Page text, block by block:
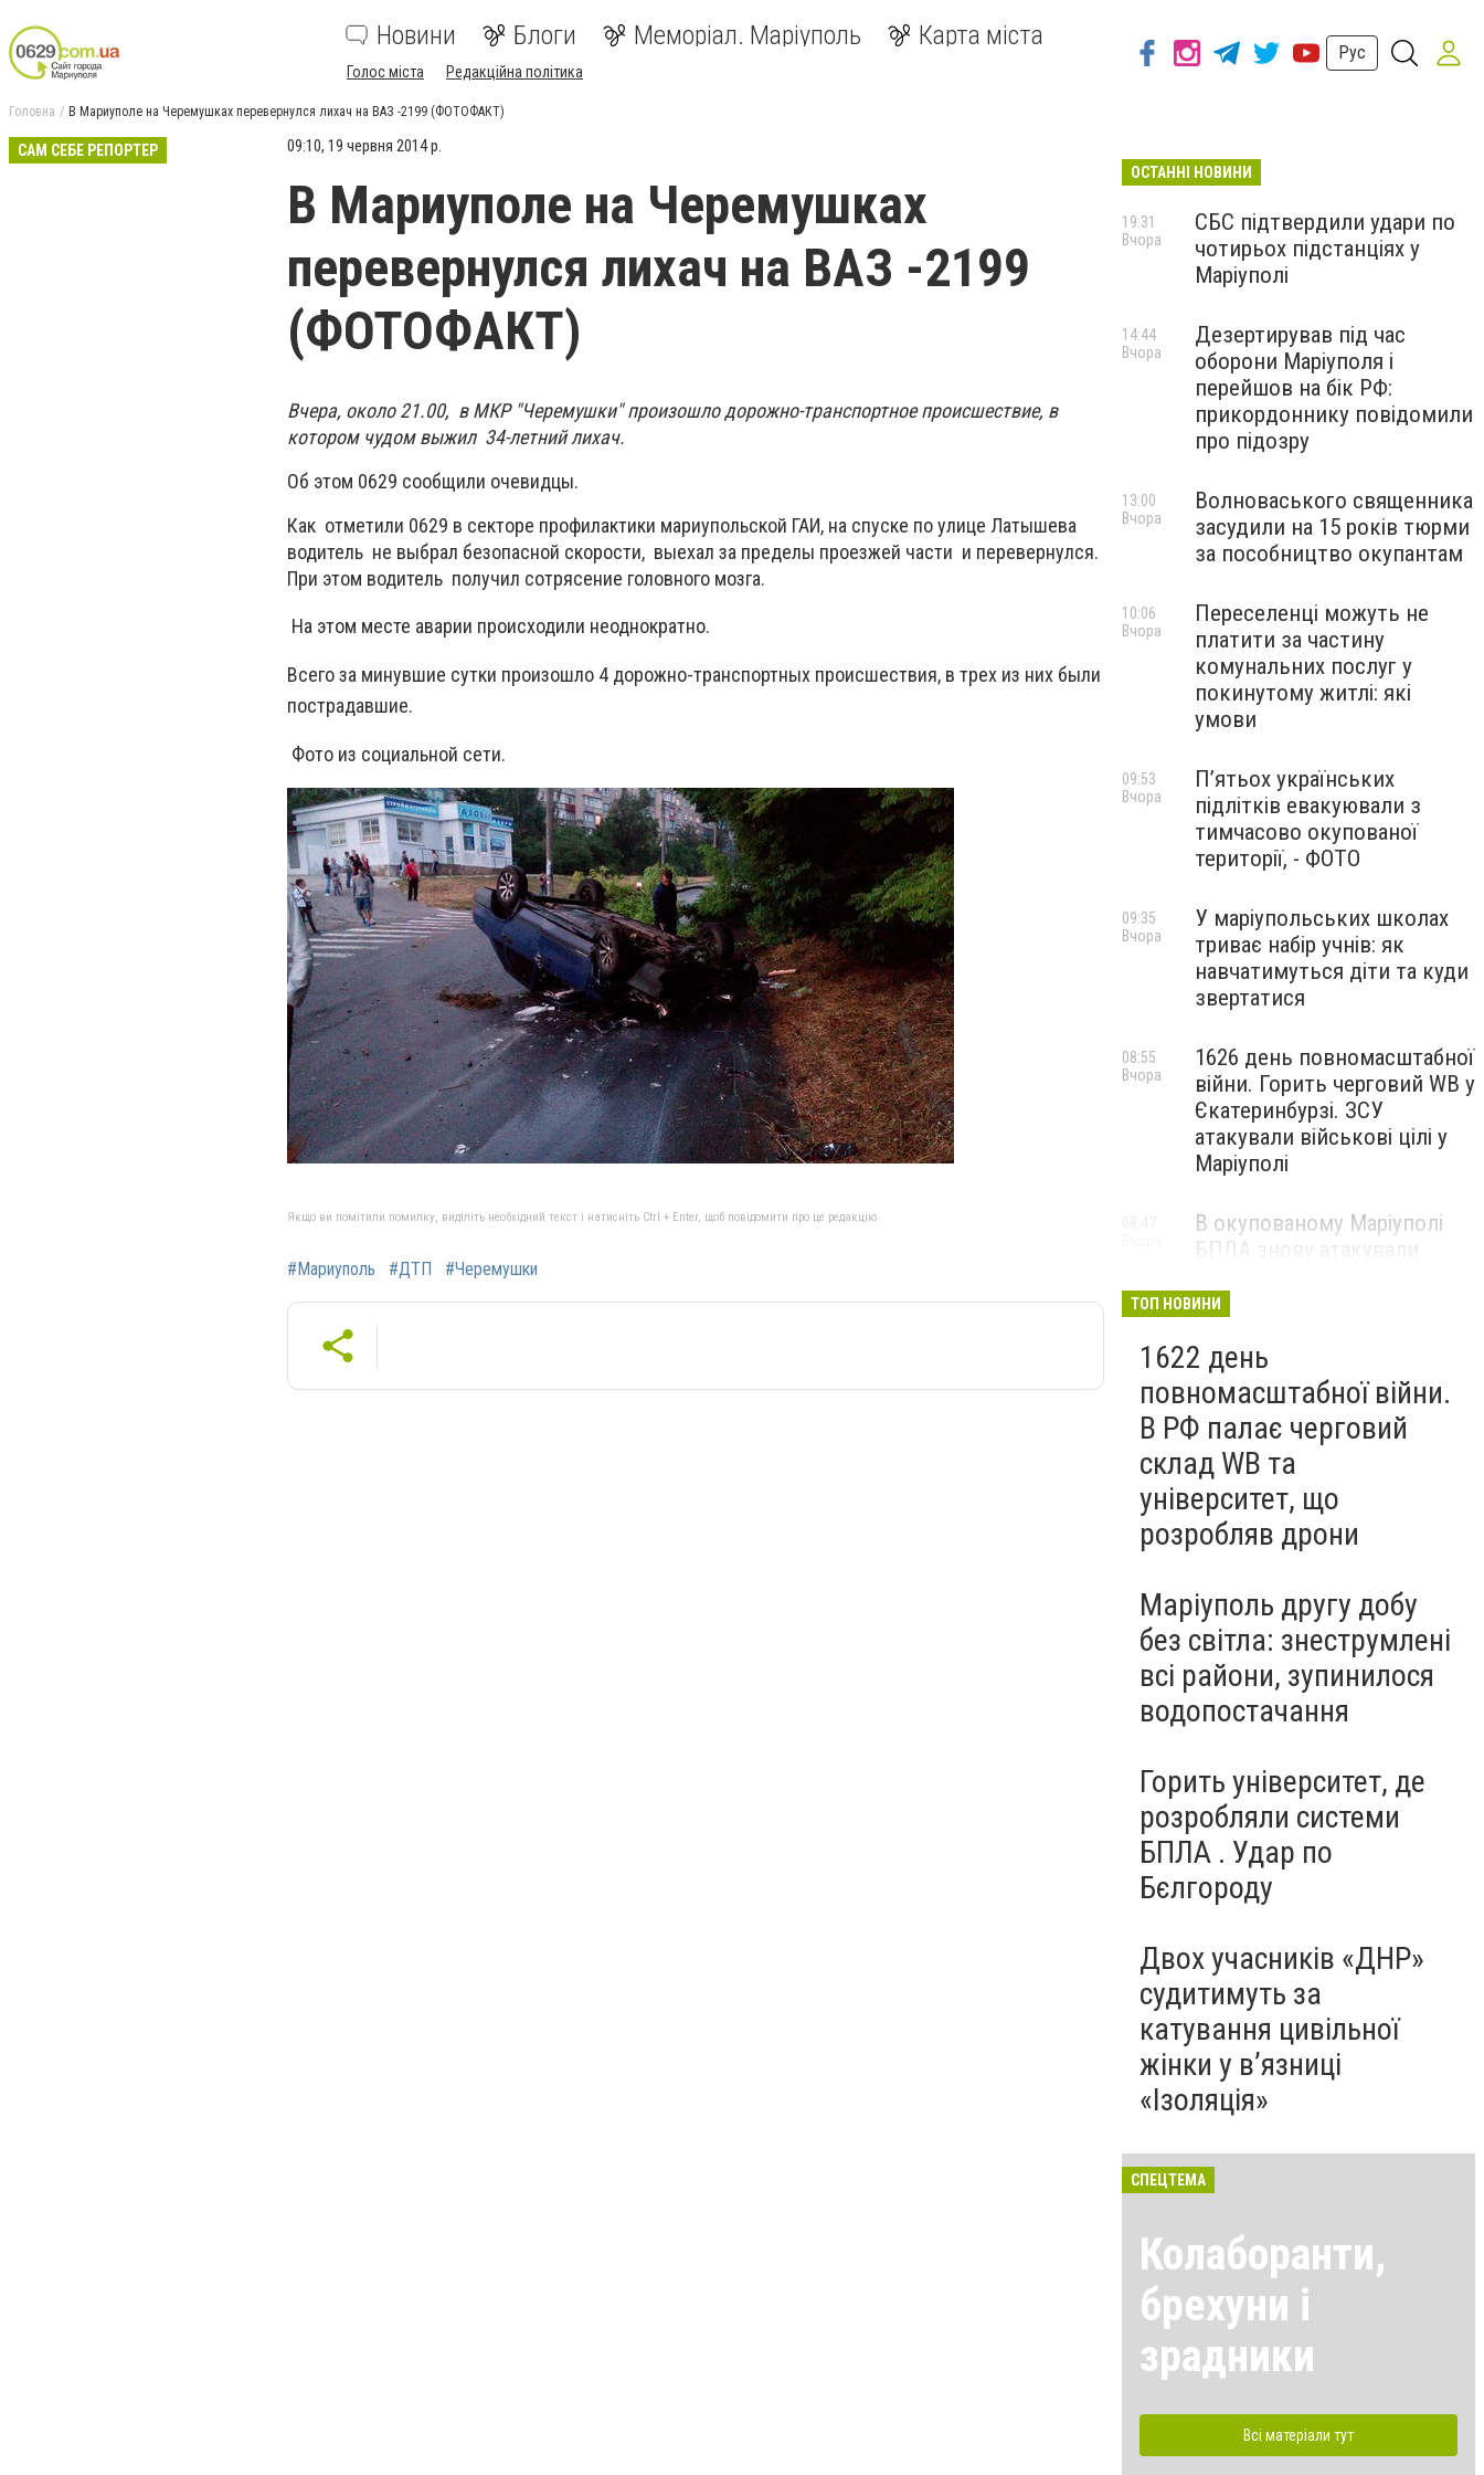
Новини Блоги Меморіал. Маріуполь Карта міста
Голос міста Редакційна політика
Рус
Головна В Мариуполе на Черемушках перевернулся лихач на ВАЗ -2199 (ФОТОФАКТ)
САМ СЕБЕ РЕПОРТЕР 09:10, 19 червня 2014 р.
В Мариуполе на Черемушках
перевернулся лихач на ВАЗ -2199
(ФОТОФАКТ)
Вчера, около 21.00, в МКР "Черемушки" произошло дорожно-транспортное происшествие, в
котором чудом выжил 34-летний лихач.
Об этом 0629 сообщили очевидцы.
Как отметили 0629 в секторе профилактики мариупольской ГАИ, на спуске по улице Латышева
водитель не выбрал безопасной скорости, выехал за пределы проезжей части и перевернулся.
При этом водитель получил сотрясение головного мозга.
На этом месте аварии происходили неоднократно.
Всего за минувшие сутки произошло 4 дорожно-транспортных происшествия, в трех из них были
пострадавшие.
Фото из социальной сети.
Якщо ви помітили помилку, виділіть необхідний текст і натисніть Ctrl + Enter, щоб повідомити про це редакцію
#Мариуполь #ДТП #Черемушки
ОСТАННІ НОВИНИ
СБС підтвердили удари по
чотирьох підстанціях у
Маріуполі
19:31
Вчора
Дезертирував під час
оборони Маріуполя і
перейшов на бік РФ:
прикордоннику повідомили
про підозру
14:44
Вчора
Волноваського священника
засудили на 15 років тюрми
за пособництво окупантам
13:00
Вчора
Переселенці можуть не
платити за частину
комунальних послуг у
покинутому житлі: які
умови
10:06
Вчора
П’ятьох українських
підлітків евакуювали з
тимчасово окупованої
території, - ФОТО
09:53
Вчора
У маріупольських школах
триває набір учнів: як
навчатимуться діти та куди
звертатися
09:35
Вчора
1626 день повномасштабної
війни. Горить черговий WB у
Єкатеринбурзі. ЗСУ
атакували військові цілі у
Маріуполі
08:55
Вчора
В окупованому Маріуполі
БПЛА знову атакували
— ВІДЕО
ТОП НОВИНИ
1622 день
повномасштабної війни.
В РФ палає черговий
склад WB та
університет, що
розробляв дрони
Маріуполь другу добу
без світла: знеструмлені
всі райони, зупинилося
водопостачання
Горить університет, де
розробляли системи
БПЛА . Удар по
Бєлгороду
Двох учасників «ДНР»
судитимуть за
катування цивільної
жінки у в’язниці
«Ізоляція»
СПЕЦТЕМА
Колаборанти,
брехуни і
зрадники
Всі матеріали тут